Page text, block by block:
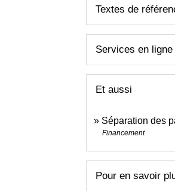
Textes de
Services en
Et aussi
Séparation des
Financement
Pour en savoir